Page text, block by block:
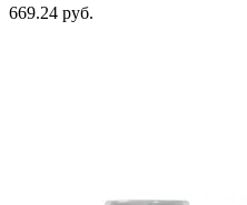
669.24 руб.